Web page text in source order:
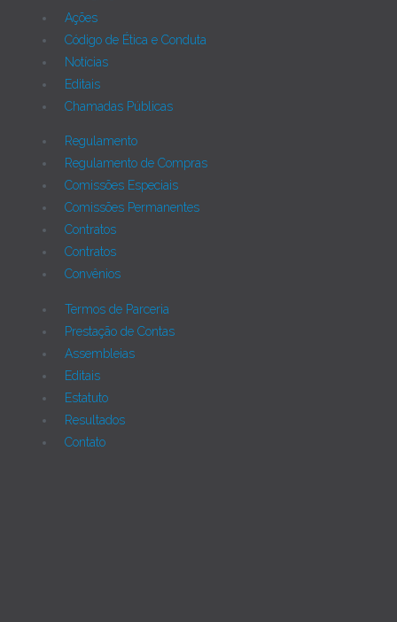
Ações
Código de Ética e Conduta
Notícias
Editais
Chamadas Públicas
Regulamento
Regulamento de Compras
Comissões Especiais
Comissões Permanentes
Contratos
Contratos
Convênios
Termos de Parceria
Prestação de Contas
Assembleias
Editais
Estatuto
Resultados
Contato